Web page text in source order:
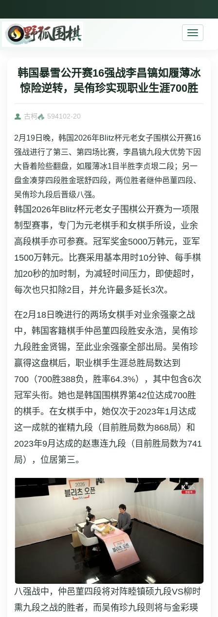
Toggle
韩国暴雪公开赛16强战李昌镐如履薄冰
惊险逆转，吴侑珍实现职业生涯700胜
古柯 594102-20
2月19日晚，韩国2026年Blitz杯元老女子围棋公开赛16
强战进行了第三、第四场比赛，李昌镐九段大优势下因
大昏着险些翻盘，如履薄冰1目半胜李贞垠二段；另一
盘金凑芽四段胜金珉舒四段，两位胜者继仲邑菫四段、
吴侑珍九段后晋级八强。
韩国2026年Blitz杯元老女子围棋公开赛为一项限
制型赛事，专门为元老棋手和女棋手所设，业余
高段棋手亦可参赛。冠军奖金5000万韩元，亚军
1500万韩元。比赛采用基本用时10分钟、每手棋
加20秒的加时制，为减轻时间压力，即使超时，
每次也只扣除2目，并允许最多延长3次。
在2月18日晚进行的两场女棋手对业余强豪之战
中，韩国客籍棋手仲邑菫四段胜安永浩，吴侑珍
九段胜金贤锡，至此业余强豪全部出局。吴侑珍
赢得这盘棋后，职业棋手生涯总胜局数达到
700（700胜388负，胜率64.3%），其中包含6次
冠军头衔。她也是韩国围棋界第42位达成700胜
的棋手。在女棋手中，她仅次于2023年1月达成
这一成就的崔精九段（目前胜局数为868局）和
2023年9月达成的赵惠连九段（目前胜局数为741
局），位居第三。
八强战中，仲邑菫四段将对阵睦镇硕九段VS柳时
熏九段之战的胜者，而吴侑珍九段则将与金彩瑛